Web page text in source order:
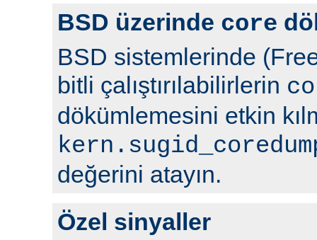
BSD üzerinde core
BSD sistemlerinde
bitli çalıştırılabilirlerin
dökümlemesini etkin
değerini atayın.
Özel sinyaller